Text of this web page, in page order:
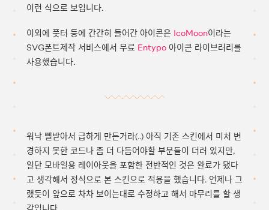
이런 식으로 보입니다.
이외에 풋터 등에 간간히 들어간 아이콘은 IcoMoon이라는
SVG폰트제작 서비스에서 무료 Entypo 아이콘 라이브러리를
사용했습니다.
워낙 삘받아서 급하게 만든거라(..) 아직 기존 스킨에서 미처 변
경하지 못한 코드나 좀 더 다듬어야할 부분들이 더러 있지만,
일단 모바일용 레이아웃을 포함한 전반적인 것은 완료가 됐다
고 생각해서 정식으로 본 스킨으로 적용을 했습니다. 언제나 그
랬듯이 앞으로 차차 보이는대로 수정하고 해서 마무리를 할 생